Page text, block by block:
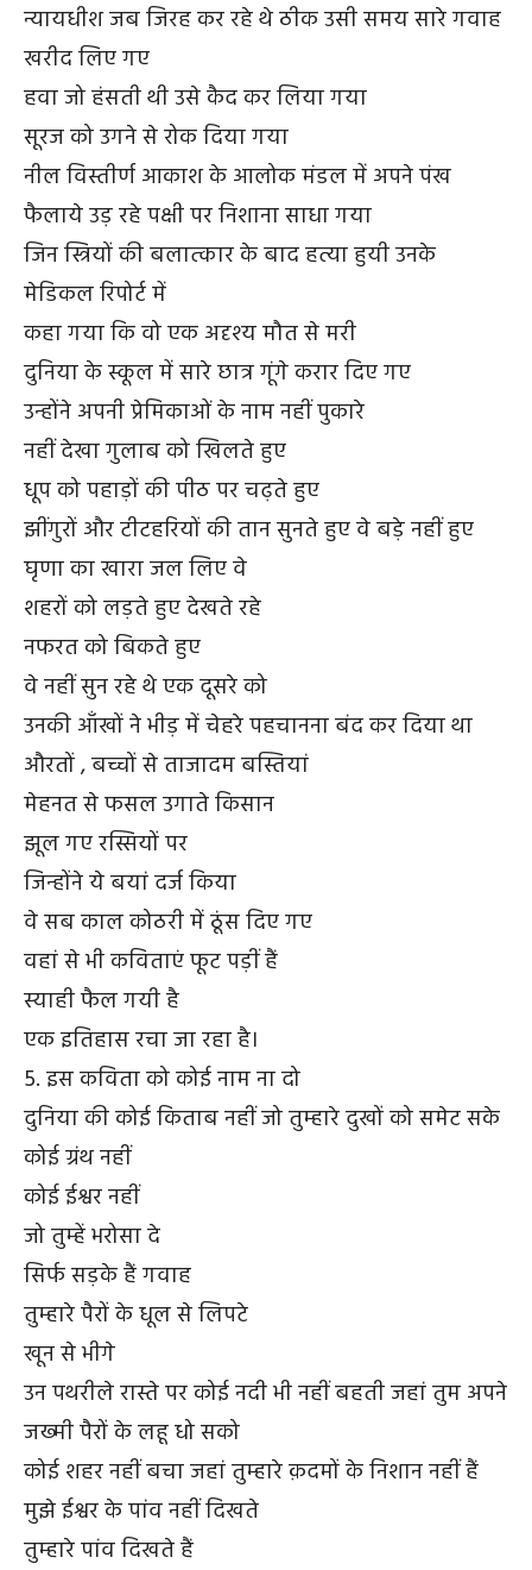
न्यायधीश जब जिरह कर रहे थे ठीक उसी समय सारे गवाह
खरीद लिए गए
हवा जो हंसती थी उसे कैद कर लिया गया
सूरज को उगने से रोक दिया गया
नील विस्तीर्ण आकाश के आलोक मंडल में अपने पंख
फैलाये उड़ रहे पक्षी पर निशाना साधा गया
जिन स्त्रियों की बलात्कार के बाद हत्या हुयी उनके
मेडिकल रिपोर्ट में
कहा गया कि वो एक अदृश्य मौत से मरी
दुनिया के स्कूल में सारे छात्र गूंगे करार दिए गए
उन्होंने अपनी प्रेमिकाओं के नाम नहीं पुकारे
नहीं देखा गुलाब को खिलते हुए
धूप को पहाड़ों की पीठ पर चढ़ते हुए
झींगुरों और टीटहरियों की तान सुनते हुए वे बड़े नहीं हुए
घृणा का खारा जल लिए वे
शहरों को लड़ते हुए देखते रहे
नफरत को बिकते हुए
वे नहीं सुन रहे थे एक दूसरे को
उनकी आँखों ने भीड़ में चेहरे पहचानना बंद कर दिया था
औरतों , बच्चों से ताजादम बस्तियां
मेहनत से फसल उगाते किसान
झूल गए रस्सियों पर
जिन्होंने ये बयां दर्ज किया
वे सब काल कोठरी में ठूंस दिए गए
वहां से भी कविताएं फूट पड़ीं हैं
स्याही फैल गयी है
एक इतिहास रचा जा रहा है।
5. इस कविता को कोई नाम ना दो
दुनिया की कोई किताब नहीं जो तुम्हारे दुखों को समेट सके
कोई ग्रंथ नहीं
कोई ईश्वर नहीं
जो तुम्हें भरोसा दे
सिर्फ सड़के हैं गवाह
तुम्हारे पैरों के धूल से लिपटे
खून से भीगे
उन पथरीले रास्ते पर कोई नदी भी नहीं बहती जहां तुम अपने
जख्मी पैरों के लहू धो सको
कोई शहर नहीं बचा जहां तुम्हारे क़दमों के निशान नहीं हैं
मुझे ईश्वर के पांव नहीं दिखते
तुम्हारे पांव दिखते हैं